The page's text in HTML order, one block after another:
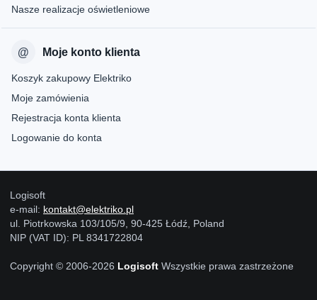
Nasze realizacje oświetleniowe
Moje konto klienta
Koszyk zakupowy Elektriko
Moje zamówienia
Rejestracja konta klienta
Logowanie do konta
Logisoft
e-mail: kontakt@elektriko.pl
ul. Piotrkowska 103/105/9, 90-425 Łódź, Poland
NIP (VAT ID): PL 8341722804
Copyright © 2006-2026 Logisoft Wszystkie prawa zastrzeżone